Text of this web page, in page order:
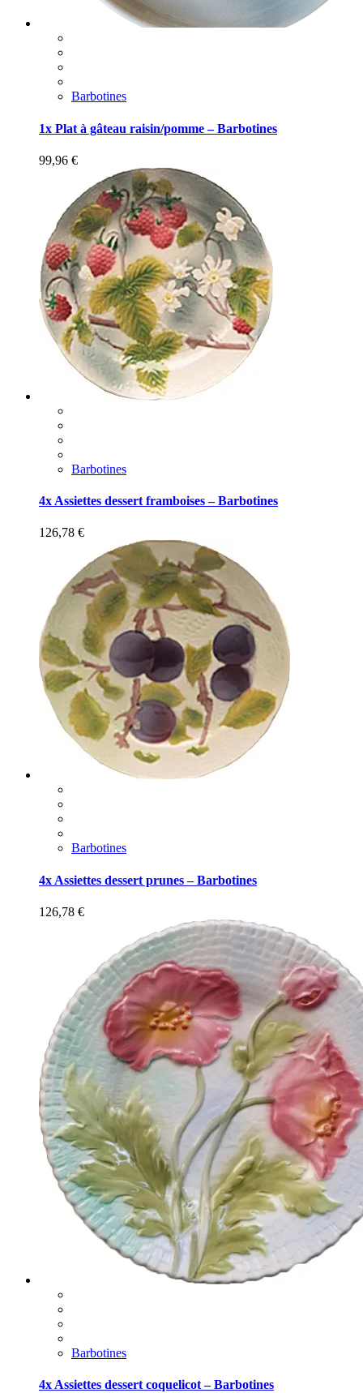
Barbotines
1x Plat à gâteau raisin/pomme – Barbotines
99,96 €
Barbotines
4x Assiettes dessert framboises – Barbotines
126,78 €
Barbotines
4x Assiettes dessert prunes – Barbotines
126,78 €
Barbotines
4x Assiettes dessert coquelicot – Barbotines